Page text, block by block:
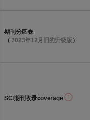
期刊分区表
（ 2023年12月旧的升级版 ）
SCI期刊收录coverage